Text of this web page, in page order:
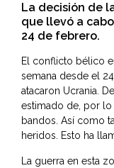
La decisión de
que llevó a
24 de febrero.
El conflicto bélico
semana desde el
atacaron Ucrania.
estimado de, por
bandos. Así como
heridos. Esto ha
La guerra en esta